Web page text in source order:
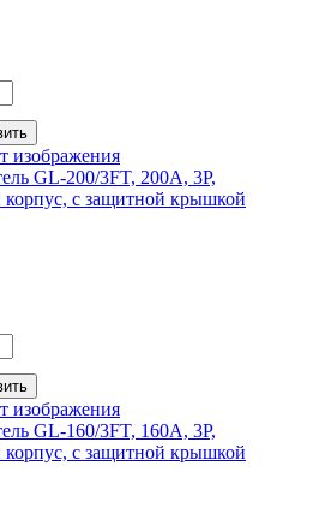
GL-200/3FT, 200А, 3P,
с защитной крышкой
GL-160/3FT, 160А, 3P,
с защитной крышкой